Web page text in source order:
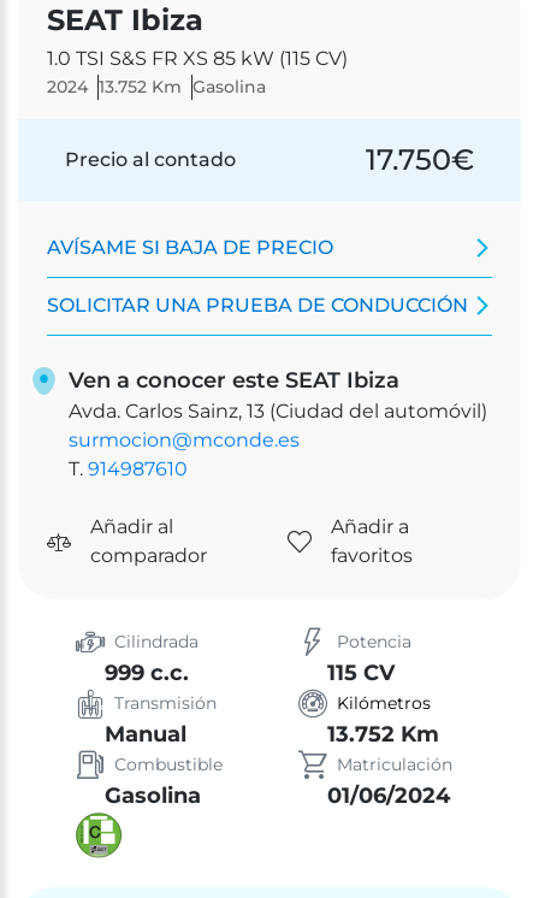
SEAT Ibiza
1.0 TSI S&S FR XS 85 kW (115 CV)
2024 13.752 Km Gasolina
Precio al contado 17.750€
AVÍSAME SI BAJA DE PRECIO
SOLICITAR UNA PRUEBA DE CONDUCCIÓN
Ven a conocer este SEAT Ibiza
Avda. Carlos Sainz, 13 (Ciudad del automóvil)
surmocion@mconde.es
T. 914987610
Añadir al
comparador
Añadir a
favoritos
Cilindrada
999 c.c.
Potencia
115 CV
Transmisión
Manual
Kilómetros
13.752 Km
Combustible
Gasolina
Matriculación
01/06/2024